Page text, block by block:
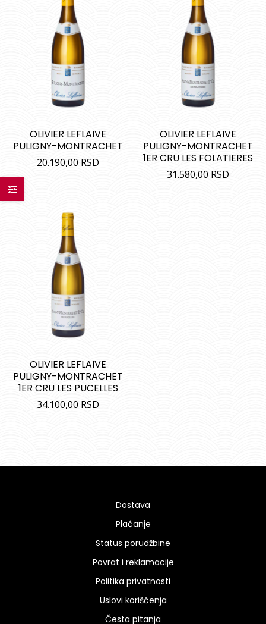
OLIVIER LEFLAIVE
PULIGNY-MONTRACHET
20.190,00 RSD
OLIVIER LEFLAIVE
PULIGNY-MONTRACHET
1ER CRU LES FOLATIERES
31.580,00 RSD
OLIVIER LEFLAIVE
PULIGNY-MONTRACHET
1ER CRU LES PUCELLES
34.100,00 RSD
Dostava
Plaćanje
Status porudžbine
Povrat i reklamacije
Politika privatnosti
Uslovi korišćenja
Česta pitanja